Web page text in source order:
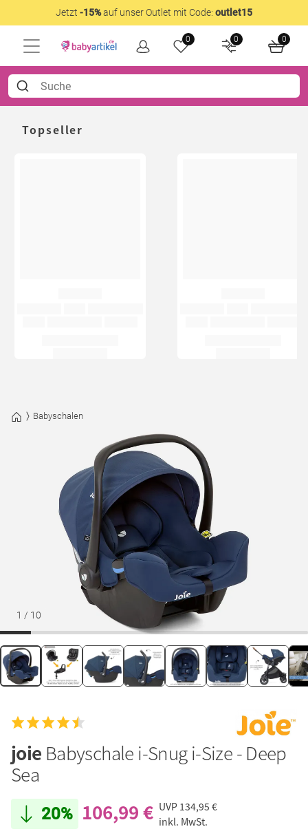
Jetzt -15%auf unser Outlet mit Code: outlet15
0 0 0
Topseller
Babyschalen
1 / 10
joie Babyschale i-Snug i-Size - Deep
Sea
20% 106,99 € UVP 134,95 €
inkl. MwSt.